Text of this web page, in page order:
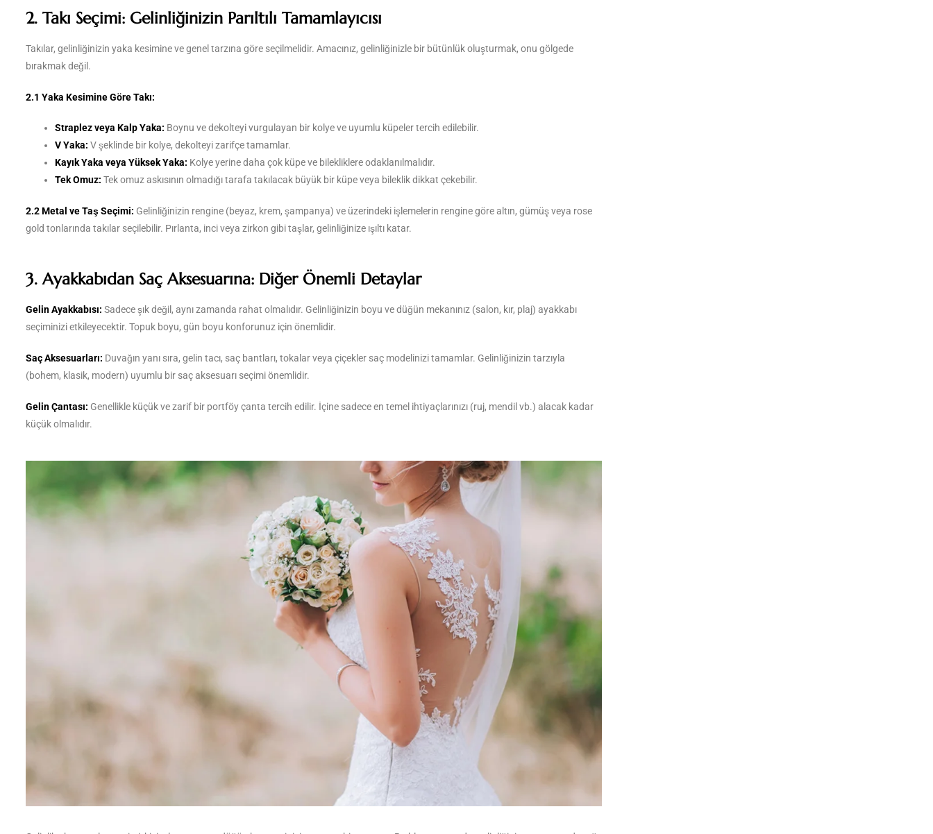
2. Takı Seçimi: Gelinliğinizin Parıltılı Tamamlayıcısı
Takılar, gelinliğinizin yaka kesimine ve genel tarzına göre seçilmelidir. Amacınız, gelinliğinizle bir bütünlük oluşturmak, onu gölgede
bırakmak değil.
2.1 Yaka Kesimine Göre Takı:
Straplez veya Kalp Yaka: Boynu ve dekolteyi vurgulayan bir kolye ve uyumlu küpeler tercih edilebilir.
V Yaka: V şeklinde bir kolye, dekolteyi zarifçe tamamlar.
Kayık Yaka veya Yüksek Yaka: Kolye yerine daha çok küpe ve bilekliklere odaklanılmalıdır.
Tek Omuz: Tek omuz askısının olmadığı tarafa takılacak büyük bir küpe veya bileklik dikkat çekebilir.
2.2 Metal ve Taş Seçimi: Gelinliğinizin rengine (beyaz, krem, şampanya) ve üzerindeki işlemelerin rengine göre altın, gümüş veya rose
gold tonlarında takılar seçilebilir. Pırlanta, inci veya zirkon gibi taşlar, gelinliğinize ışıltı katar.
3. Ayakkabıdan Saç Aksesuarına: Diğer Önemli Detaylar
Gelin Ayakkabısı: Sadece şık değil, aynı zamanda rahat olmalıdır. Gelinliğinizin boyu ve düğün mekanınız (salon, kır, plaj) ayakkabı
seçiminizi etkileyecektir. Topuk boyu, gün boyu konforunuz için önemlidir.
Saç Aksesuarları: Duvağın yanı sıra, gelin tacı, saç bantları, tokalar veya çiçekler saç modelinizi tamamlar. Gelinliğinizin tarzıyla
(bohem, klasik, modern) uyumlu bir saç aksesuarı seçimi önemlidir.
Gelin Çantası: Genellikle küçük ve zarif bir portföy çanta tercih edilir. İçine sadece en temel ihtiyaçlarınızı (ruj, mendil vb.) alacak kadar
küçük olmalıdır.